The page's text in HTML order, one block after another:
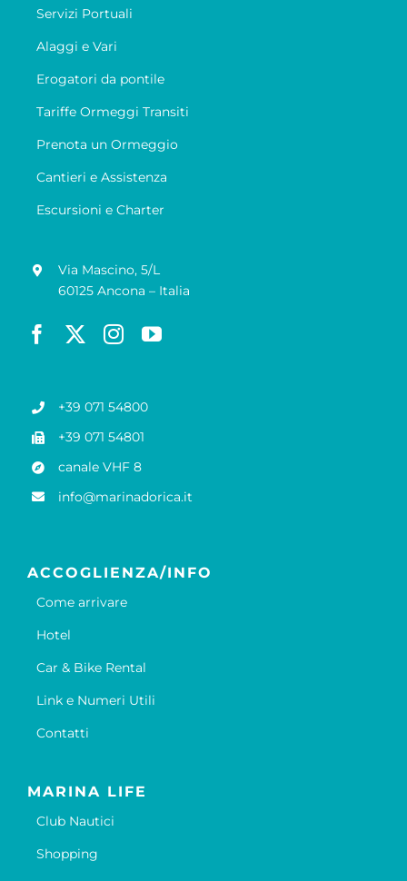
Servizi Portuali
Alaggi e Vari
Erogatori da pontile
Tariffe Ormeggi Transiti
Prenota un Ormeggio
Cantieri e Assistenza
Escursioni e Charter
Via Mascino, 5/L
60125 Ancona – Italia
+39 071 54800
+39 071 54801
canale VHF 8
info@marinadorica.it
ACCOGLIENZA/INFO
Come arrivare
Hotel
Car & Bike Rental
Link e Numeri Utili
Contatti
MARINA LIFE
Club Nautici
Shopping